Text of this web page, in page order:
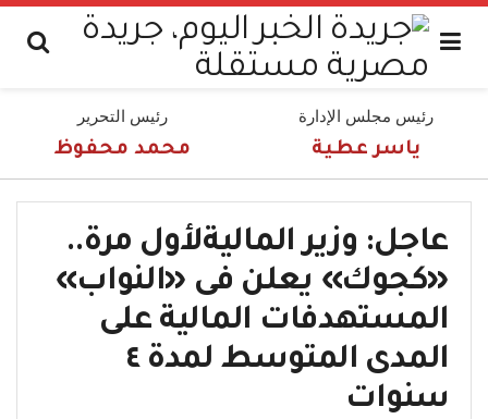
رئيس مجلس الإدارة
ياسر عطية
رئيس التحرير
محمد محفوظ
عاجل: وزير الماليةلأول مرة..
«كجوك» يعلن فى «النواب»
المستهدفات المالية على
المدى المتوسط لمدة ٤
سنوات